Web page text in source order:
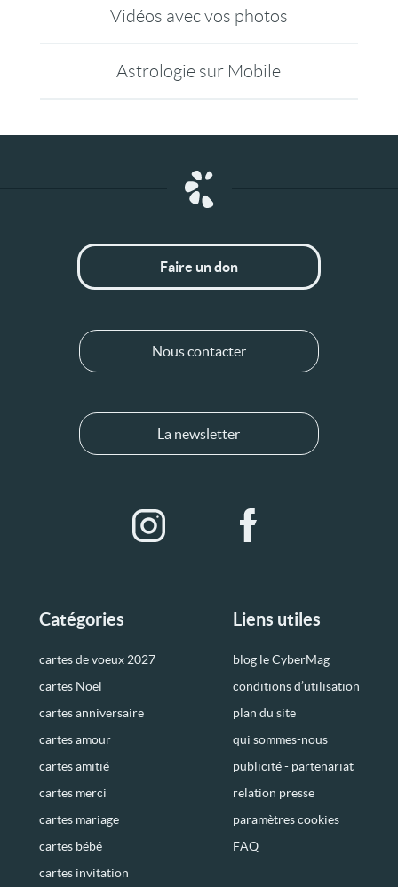
Vidéos avec vos photos
Astrologie sur Mobile
Catégories
cartes de voeux 2027
cartes Noël
cartes anniversaire
cartes amour
cartes amitié
cartes merci
cartes mariage
cartes bébé
cartes invitation
Liens utiles
blog le CyberMag
conditions d’utilisation
plan du site
qui sommes-nous
publicité - partenariat
relation presse
paramètres cookies
FAQ
Faire un don
Nous contacter
La newsletter